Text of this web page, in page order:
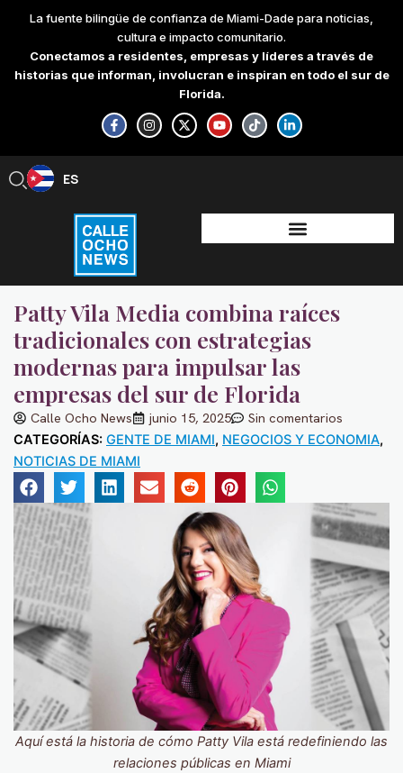
content
La fuente bilingüe de confianza de Miami-Dade para noticias,
cultura e impacto comunitario.
Conectamos a residentes, empresas y líderes a través de
historias que informan, involucran e inspiran en todo el sur de
Florida.
F
a
c
e
-
f
I
n
s
t
X
-
t
w
Y
o
u
t
T
i
k
t
L
i
n
k
-
i
n
ES
EN
Patty Vila Media combina raíces
tradicionales con estrategias
modernas para impulsar las
empresas del sur de Florida
Calle Ocho News junio 15, 2025 Sin comentarios
CATEGORÍAS: GENTE DE MIAMI, NEGOCIOS Y ECONOMIA,
NOTICIAS DE MIAMI
Aquí está la historia de cómo Patty Vila está redefiniendo las
relaciones públicas en Miami